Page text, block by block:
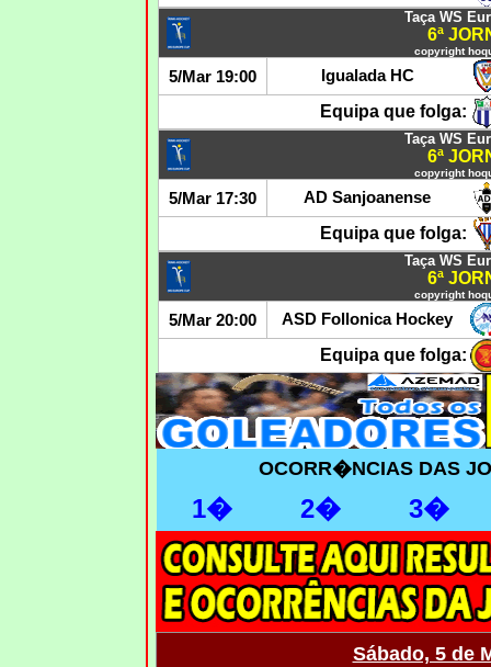
Taça WS
6ª
copyright
5/Mar 19:00 Igualada HC
Equipa que folga:
Taça WS
6ª
copyright
5/Mar 17:30 AD Sanjoanense
Equipa que folga:
Taça WS
6ª
copyright
5/Mar 20:00 ASD Follonica Hockey
Equipa que folga:
OCORR�NCIAS DAS
1� 2� 3�
Sábado, 5 de